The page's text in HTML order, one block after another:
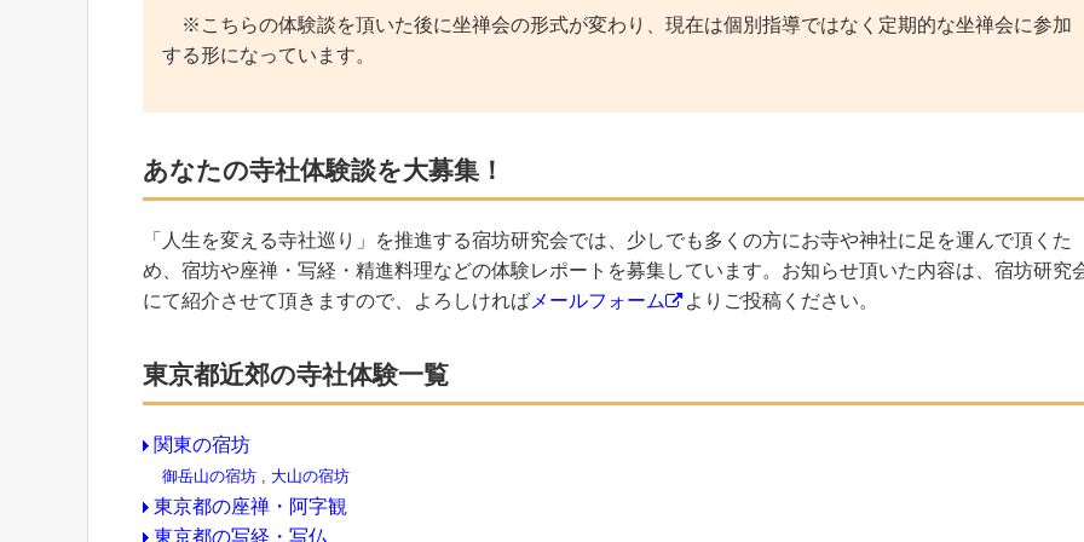
※こちらの体験談を頂いた後に坐禅会の形式が変わり、現在は個別指導ではなく定期的な坐禅会に参加
する形になっています。
あなたの寺社体験談を大募集！
「人生を変える寺社巡り」を推進する宿坊研究会では、少しでも多くの方にお寺や神社に足を運んで頂くた
め、宿坊や座禅・写経・精進料理などの体験レポートを募集しています。お知らせ頂いた内容は、宿坊研究
にて紹介させて頂きますので、よろしければ メールフォーム よりご投稿ください。
東京都近郊の寺社体験一覧
関東の宿坊
御岳山の宿坊 , 大山の宿坊
東京都の座禅・阿字観
東京都の写経・写仏